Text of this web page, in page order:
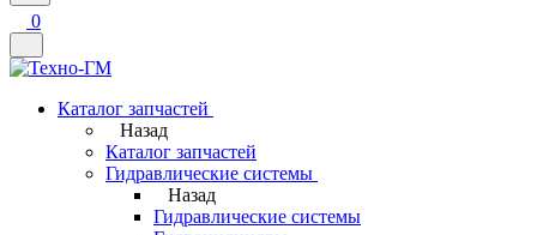
0
Каталог запчастей
Назад
Каталог запчастей
Гидравлические системы
Назад
Гидравлические системы